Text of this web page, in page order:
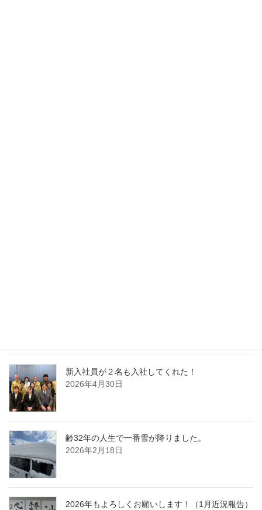
新入社員が２名も入社してくれた！
2026年4月30日
齢32年の人生で一番雪が降りました。
2026年2月18日
2026年もよろしくお願いします！（1月近況報告）